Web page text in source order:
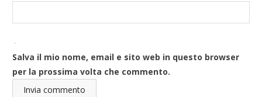
Salva il mio nome, email e sito web in questo browser
per la prossima volta che commento.